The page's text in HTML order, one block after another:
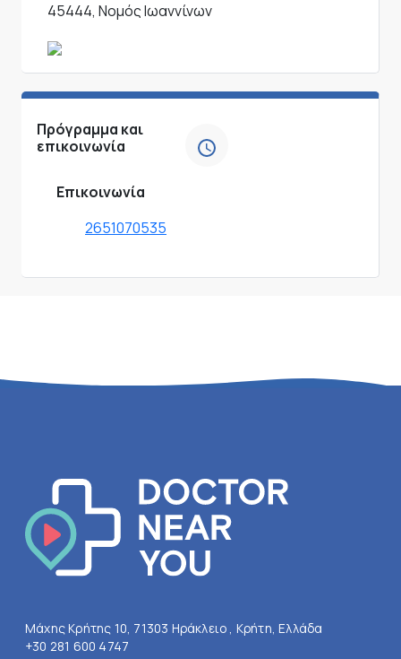
45444, Νομός Ιωαννίνων
Πρόγραμμα και
επικοινωνία
Επικοινωνία
2651070535
Μάχης Κρήτης 10, 71303 Ηράκλειο , Κρήτη, Ελλάδα
+30 281 600 4747